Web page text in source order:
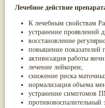
Лечебное действие
К лечебным свойствам
устранение проявлений
восстановление
повышение показателей
активизация работы
лечение лейкореи;
снижение риска
нормализация объема
устранение симптомов
противовоспалительный
Соссюрея/кушта
(11)
Алойное дерево(10)
Асафетида(10)
Пармелия(10)
Тмин обыкновенный(10)
Ашока(9)
Вишня гималайская(9)
Данти(9)
Мурва(9)
Птерокарпус мешковидный(9)
Юстиция сосудистая/Васака (9)